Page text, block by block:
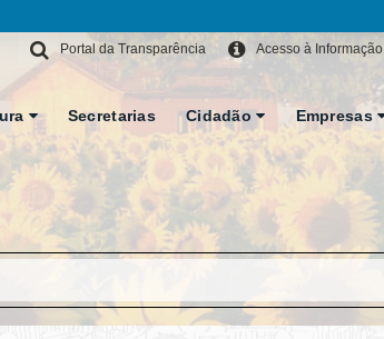
Acesso à Informação
Portal da Transparência
Secretarias Cidadão Empresas